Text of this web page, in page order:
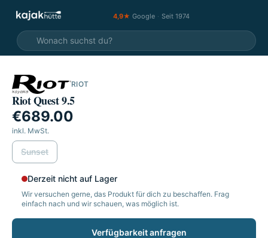
4,9★ Google · Seit 1974
RIOT
Riot Quest 9.5
€689.00
inkl. MwSt.
wählen
Sunset
Derzeit nicht auf Lager
Wir versuchen gerne, das Produkt für dich zu beschaffen. Frag
einfach nach und wir schauen, was möglich ist.
Verfügbarkeit anfragen